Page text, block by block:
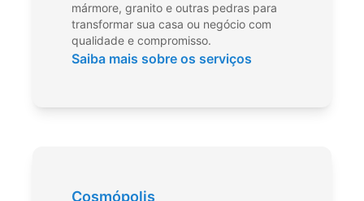
mármore, granito e outras pedras para
transformar sua casa ou negócio com
qualidade e compromisso.
Saiba mais sobre os serviços
Cosmópolis